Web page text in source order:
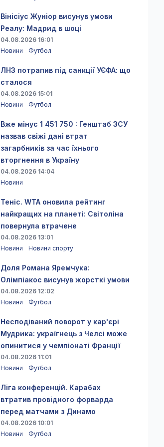
Вінісіус Жуніор висунув умови
Реалу: Мадрид в шоці
04.08.2026 16:01
Новини
Футбол
ЛНЗ потрапив під санкції УЄФА: що
сталося
04.08.2026 15:01
Новини
Футбол
Вже мінус 1 451 750 : Генштаб ЗСУ
назвав свіжі дані втрат
загарбників за час їхнього
вторгнення в Україну
04.08.2026 14:04
Новини
Теніс. WTA оновила рейтинг
найкращих на планеті: Світоліна
повернула втрачене
04.08.2026 13:01
Новини
Новини спорту
Доля Романа Яремчука:
Олімпіакос висунув жорсткі умови
04.08.2026 12:02
Новини
Футбол
Несподіваний поворот у кар'єрі
Мудрика: україгнець з Челсі може
опинитися у чемпіонаті Франції
04.08.2026 11:01
Новини
Футбол
Ліга конференцій. Карабах
втратив провідного форварда
перед матчами з Динамо
04.08.2026 10:01
Новини
Футбол